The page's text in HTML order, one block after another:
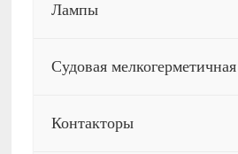
Лампы
Судовая
Контакторы